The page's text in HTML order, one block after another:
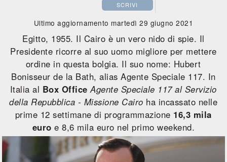
SCRIVI
Ultimo aggiornamento martedì 29 giugno 2021
Egitto, 1955. Il Cairo è un vero nido di spie. Il
Presidente ricorre al suo uomo migliore per mettere
ordine in questa bolgia. Il suo nome: Hubert
Bonisseur de la Bath, alias Agente Speciale 117. In
Italia al Box Office Agente Speciale 117 al Servizio
della Repubblica - Missione Cairo ha incassato nelle
prime 12 settimane di programmazione 16,3 mila
euro e 8,6 mila euro nel primo weekend.